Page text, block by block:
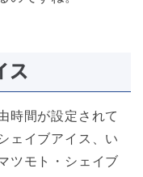
ス
時間が設定されて
ェイブアイス、い
ツモト・シェイブ